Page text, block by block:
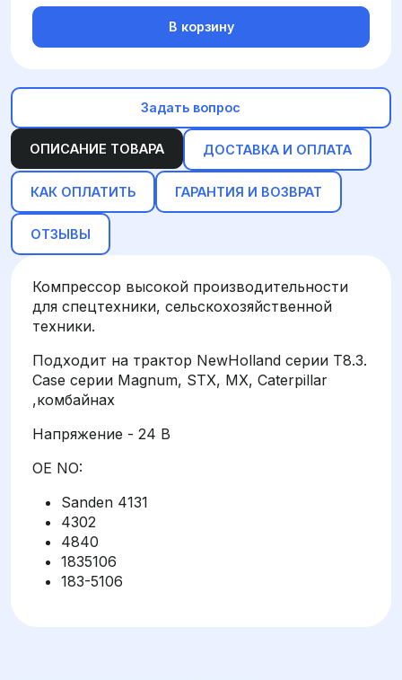
ОПИСАНИЕ ТОВАРА ДОСТАВКА И ОПЛАТА
КАК ОПЛАТИТЬ ГАРАНТИЯ И ВОЗВРАТ
ОТЗЫВЫ
Компрессор высокой производительности
для спецтехники, сельскохозяйственной
техники.
Подходит на трактор NewHolland серии T8.3.
Case серии Magnum, STX, MX, Caterpillar
,комбайнах
Напряжение - 24 В
OE NO:
Sanden 4131
4302
4840
1835106
183-5106
В корзину
Задать вопрос